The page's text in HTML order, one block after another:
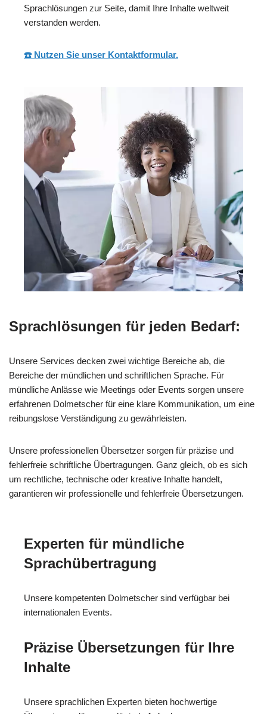
Sprachlösungen zur Seite, damit Ihre Inhalte weltweit
verstanden werden.
☎️ Nutzen Sie unser Kontaktformular.
Sprachlösungen für jeden Bedarf:
Unsere Services decken zwei wichtige Bereiche ab, die
Bereiche der mündlichen und schriftlichen Sprache. Für
mündliche Anlässe wie Meetings oder Events sorgen unsere
erfahrenen Dolmetscher für eine klare Kommunikation, um eine
reibungslose Verständigung zu gewährleisten.
Unsere professionellen Übersetzer sorgen für präzise und
fehlerfreie schriftliche Übertragungen. Ganz gleich, ob es sich
um rechtliche, technische oder kreative Inhalte handelt,
garantieren wir professionelle und fehlerfreie Übersetzungen.
Experten für mündliche
Sprachübertragung
Unsere kompetenten Dolmetscher sind verfügbar bei
internationalen Events.
Präzise Übersetzungen für Ihre
Inhalte
Unsere sprachlichen Experten bieten hochwertige